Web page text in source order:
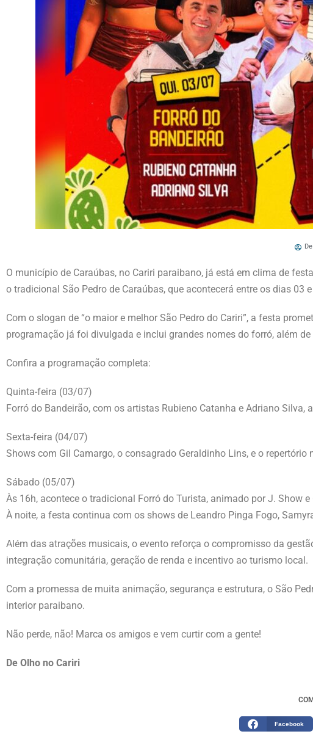
O município de Caraúbas, no Cariri paraibano, já está em clima de
o tradicional São Pedro de Caraúbas, que acontecerá entre os dias
Com o slogan de “o maior e melhor São Pedro do Cariri”, a festa
programação já foi divulgada e inclui grandes nomes do forró, além
Confira a programação completa:
Quinta-feira (03/07)
Forró do Bandeirão, com os artistas Rubieno Catanha e Adriano
Sexta-feira (04/07)
Shows com Gil Camargo, o consagrado Geraldinho Lins, e o
Sábado (05/07)
Às 16h, acontece o tradicional Forró do Turista, animado por J. Show e
À noite, a festa continua com os shows de Leandro Pinga Fogo,
Além das atrações musicais, o evento reforça o compromisso da
integração comunitária, geração de renda e incentivo ao turismo local.
Com a promessa de muita animação, segurança e estrutura, o São
interior paraibano.
Não perde, não! Marca os amigos e vem curtir com a gente!
De Olho no Cariri
Facebook